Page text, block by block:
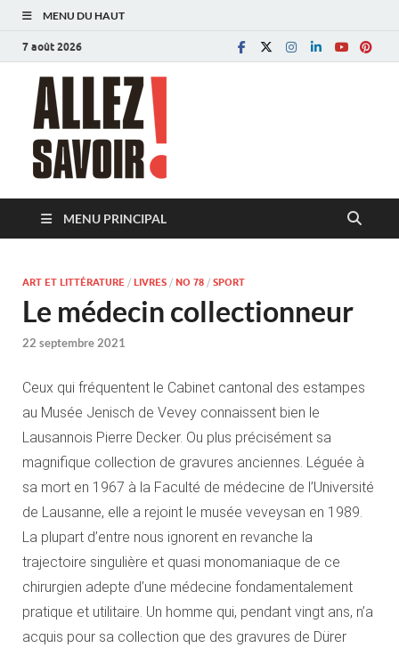
MENU DU HAUT
7 août 2026
MENU PRINCIPAL
ART ET LITTÉRATURE / LIVRES / NO 78 / SPORT
Le médecin collectionneur
22 septembre 2021
Ceux qui fréquentent le Cabinet cantonal des estampes
au Musée Jenisch de Vevey connaissent bien le
Lausannois Pierre Decker. Ou plus précisément sa
magnifique collection de gravures anciennes. Léguée à
sa mort en 1967 à la Faculté de médecine de l’Université
de Lausanne, elle a rejoint le musée veveysan en 1989.
La plupart d’entre nous ignorent en revanche la
trajectoire singulière et quasi monomaniaque de ce
chirurgien adepte d’une médecine fondamentalement
pratique et utilitaire. Un homme qui, pendant vingt ans, n’a
acquis pour sa collection que des gravures de Dürer